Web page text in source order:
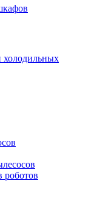
холодильных
роботов